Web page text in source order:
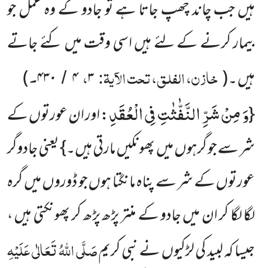
ہیں جب چاند چھپ جاتا ہے تو جادو کے وہ عمل جو
بیمار کرنے کے لئے ہیں اسی وقت میں کئے جاتے
ہیں ۔(خازن، الفلق، تحت الآیۃ:۳،۴ / ۴۳۰۔)
{وَ مِنْ شَرِّ النَّفّٰثٰتِ فِی الْعُقَدِ: اور ان عورتوں کے
شر سے جو گرہوں میں پھونکیں مارتی ہیں۔} یعنی جادوگر
عورتوں کے شر سے پناہ مانگتا ہوں جو ڈوروں میں گرہ
لگا لگا کر ان میں جادو کے منتر پڑھ پڑھ کر پھونکتی ہیں ،
جیسا کہ لبید کی لڑکیوں نے نبی کریمصَلَّی اللّٰہُ تَعَالٰی عَلَیْہِ